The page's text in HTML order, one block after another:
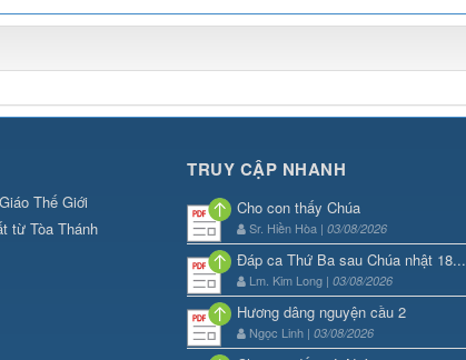
Thế Giới
từ Tòa Thánh
TRUY CẬP NHANH
Cho con thấy Chúa
Sr. Hiền Hòa | 03/08/2026
Đáp ca Thứ Ba sau Chúa nhật 18...
Lm. Kim Long | 03/08/2026
Hương dâng nguyện cầu 2
Ngọc Linh | 03/08/2026